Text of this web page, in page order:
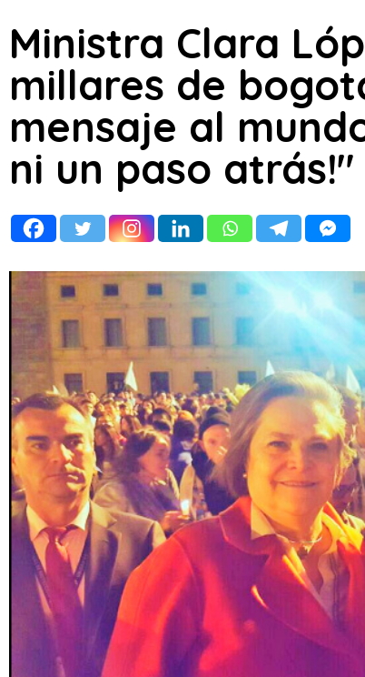
Ministra Clara
millares de
mensaje al
ni un paso atrás!"